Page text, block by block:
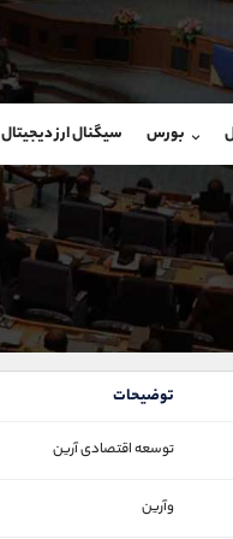
بورس سیگنال ارز دیجیتال
توضیحات
توسعه اقتصادی آرین
وآرین
شروع گفتگو
@Armteam_admin_por
107